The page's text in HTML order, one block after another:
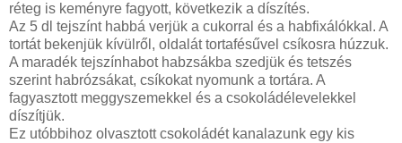
réteg is keményre fagyott, következik a díszítés.
Az 5 dl tejszínt habbá verjük a cukorral és a habfixálókkal. A
tortát bekenjük kívülről, oldalát tortafésűvel csíkosra húzzuk.
A maradék tejszínhabot habzsákba szedjük és tetszés
szerint habrózsákat, csíkokat nyomunk a tortára. A
fagyasztott meggyszemekkel és a csokoládélevelekkel
díszítjük.
Ez utóbbihoz olvasztott csokoládét kanalazunk egy kis